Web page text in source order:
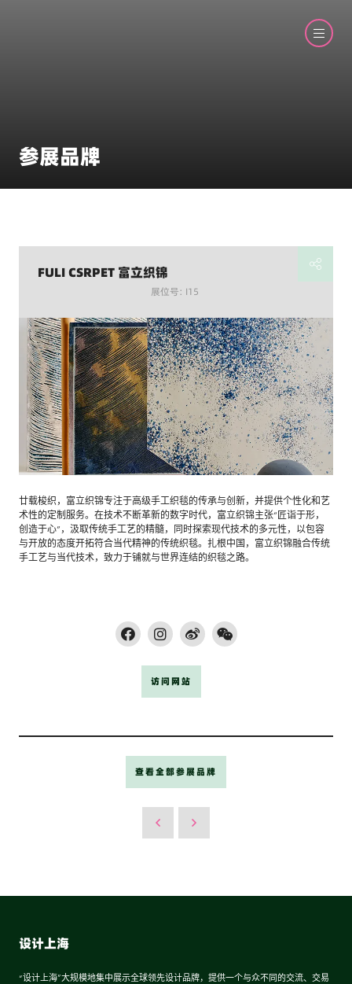
参展品牌
FULI CSRPET 富立织锦
展位号: I15
廿载梭织，富立织锦专注于高级手工织毯的传承与创新，并提供个性化和艺
术性的定制服务。在技术不断革新的数字时代，富立织锦主张“匠诣于形，
创造于心”，汲取传统手工艺的精髓，同时探索现代技术的多元性，以包容
与开放的态度开拓符合当代精神的传统织毯。扎根中国，富立织锦融合传统
手工艺与当代技术，致力于铺就与世界连结的织毯之路。
访问网站
查看全部参展品牌
设计上海
“设计上海”大规模地集中展示全球领先设计品牌，提供一个与众不同的交流、交易